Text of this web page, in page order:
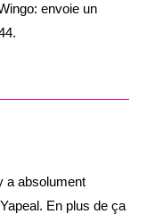
envoie un
a absolument
En plus de ça